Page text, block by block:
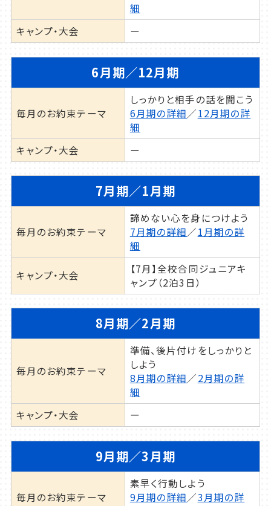
にコートがござます。
細
キャンプ・大会
ー
6月期／12月期
毎月のお約束テーマ
しっかりと相手の話を聞こう
6月期の詳細／12月期の詳
細
キャンプ・大会
ー
7月期／1月期
毎月のお約束テーマ
諦めない心を身につけよう
7月期の詳細／1月期の詳
細
キャンプ・大会
【7月】全校合同ジュニアキ
ャンプ（2泊3日）
8月期／2月期
毎月のお約束テーマ
準備、後片付けをしっかりと
しよう
8月期の詳細／2月期の詳
細
キャンプ・大会
ー
9月期／3月期
毎月のお約束テーマ
素早く行動しよう
9月期の詳細／3月期の詳